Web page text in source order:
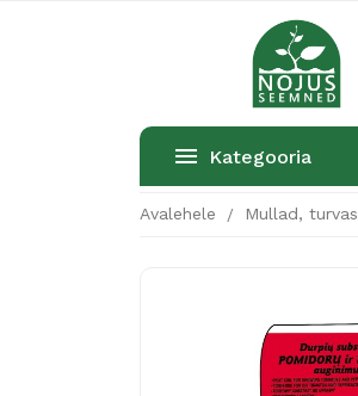
Kategooria
Avalehele Mullad, turvas